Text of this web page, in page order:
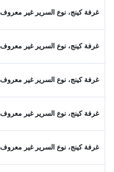
غرفة كينج، نوع السرير غير معروف
غرفة كينج، نوع السرير غير معروف
غرفة كينج، نوع السرير غير معروف
غرفة كينج، نوع السرير غير معروف
غرفة كينج، نوع السرير غير معروف